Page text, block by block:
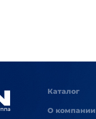
Каталог
О компании